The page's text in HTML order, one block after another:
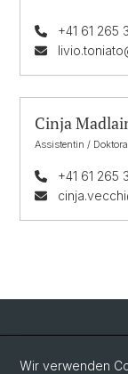
+41 61 265
Cinja
Assistentin /
+41 61 265
Social Media
Wir verwenden